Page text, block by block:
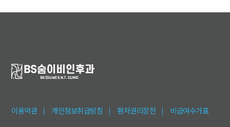
이용약관 개인정보취급방침 환자권리장전 비급여수가표